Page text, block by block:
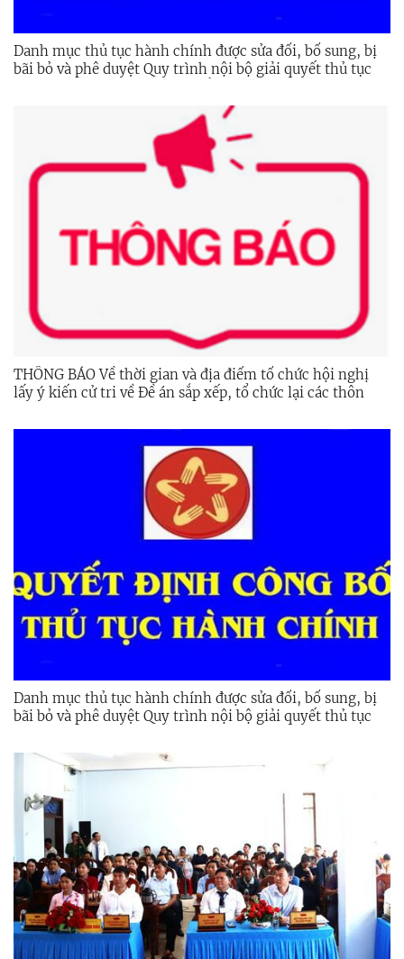
Danh mục thủ tục hành chính được sửa đổi, bổ sung, bị
bãi bỏ và phê duyệt Quy trình nội bộ giải quyết thủ tục
THÔNG BÁO Về thời gian và địa điểm tổ chức hội nghị
lấy ý kiến cử tri về Đề án sắp xếp, tổ chức lại các thôn
Danh mục thủ tục hành chính được sửa đổi, bổ sung, bị
bãi bỏ và phê duyệt Quy trình nội bộ giải quyết thủ tục